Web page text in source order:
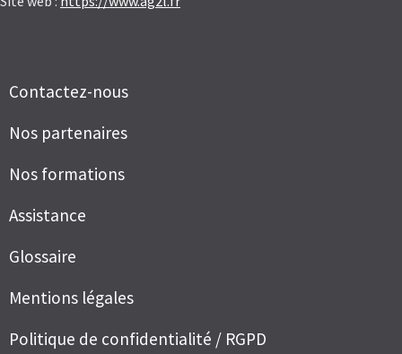
Contactez-nous
Nos partenaires
Nos formations
Assistance
Glossaire
Mentions légales
Politique de confidentialité / RGPD